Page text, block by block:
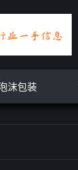
沫包装